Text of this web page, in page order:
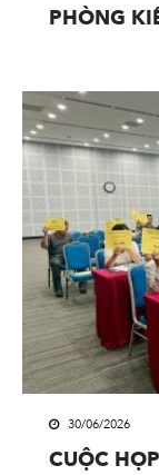
PHÒNG
30/06/2026
CUỘC